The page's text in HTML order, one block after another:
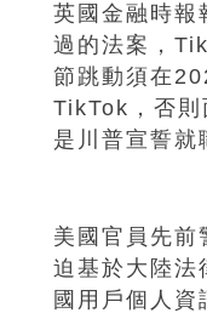
英國金融時報
過的法案，
節跳動須在
TikTok，否則
是川普宣誓就
美國官員先前
迫基於大陸法
國用戶個人資